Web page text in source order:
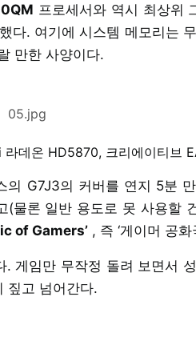
프로세서와 역시 최상위
다. 여기에 시스템 메모리는
만한 사양이다.
05.jpg
데온 HD5870, 크리에이티브
G7J3의 커버를 연지 5분
물론 일반 용도로 못 사용할
of Gamers’ , 즉 ‘게이머 공화
게임만 무작정 돌려 보면서
짚고 넘어간다.